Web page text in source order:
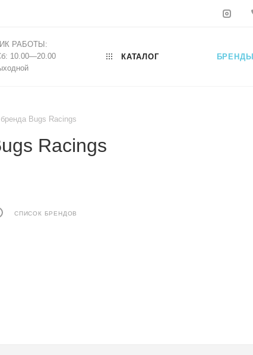
РАБОТЫ:
10.00—20.00
КАТАЛОГ БРЕНДЫ
Bugs Racings
Racings
СПИСОК БРЕНДОВ